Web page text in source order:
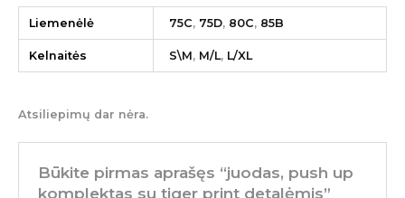
Liemenėlė 75C, 75D, 80C, 85B
Kelnaitės S\M, M/L, L/XL
Atsiliepimų dar nėra.
Būkite pirmas aprašęs “juodas, push up
komplektas su tiger print detalėmis”